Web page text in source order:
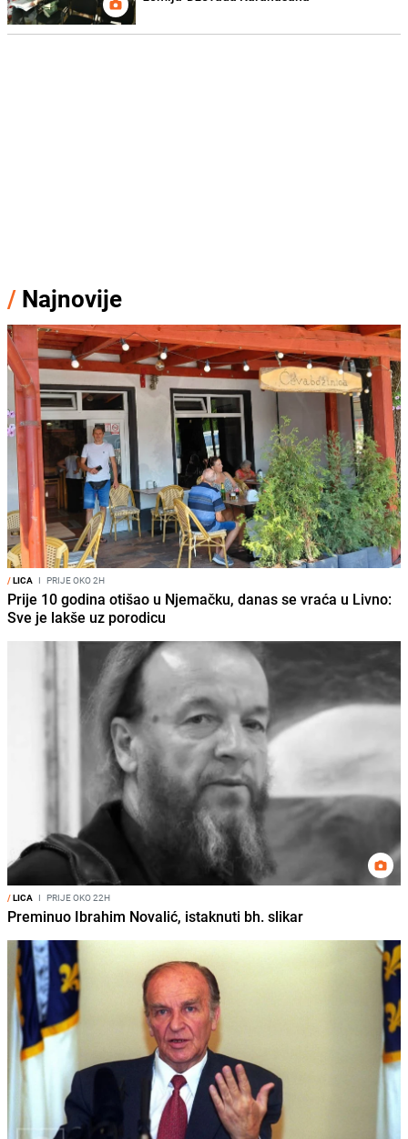
/ Najnovije
/LICA I PRIJE OKO 2H
Prije 10 godina otišao u Njemačku, danas se vraća u Livno:
Sve je lakše uz porodicu
/LICA I PRIJE OKO 22H
Preminuo Ibrahim Novalić, istaknuti bh. slikar